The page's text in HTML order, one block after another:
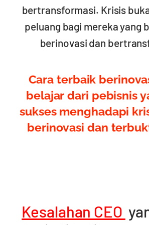
bertransformasi. Krisis
peluang bagi mereka yang
berinovasi dan
Cara terbaik
belajar dari pebisnis
sukses menghadapi
berinovasi dan
Kesalahan CEO